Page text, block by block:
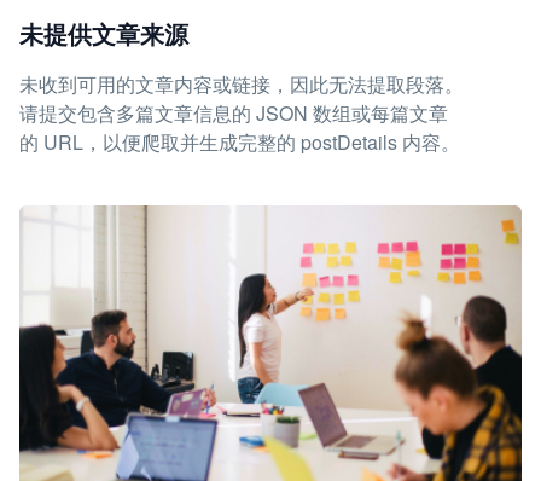
未提供文章来源
未收到可用的文章内容或链接，因此无法提取段落。
请提交包含多篇文章信息的 JSON 数组或每篇文章
的 URL，以便爬取并生成完整的 postDetails 内容。